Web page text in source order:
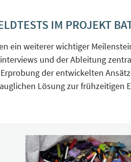
IM PROJEKT
ein weiterer wichtiger
und der Ableitung
der entwickelten
Lösung zur frühzeitigen